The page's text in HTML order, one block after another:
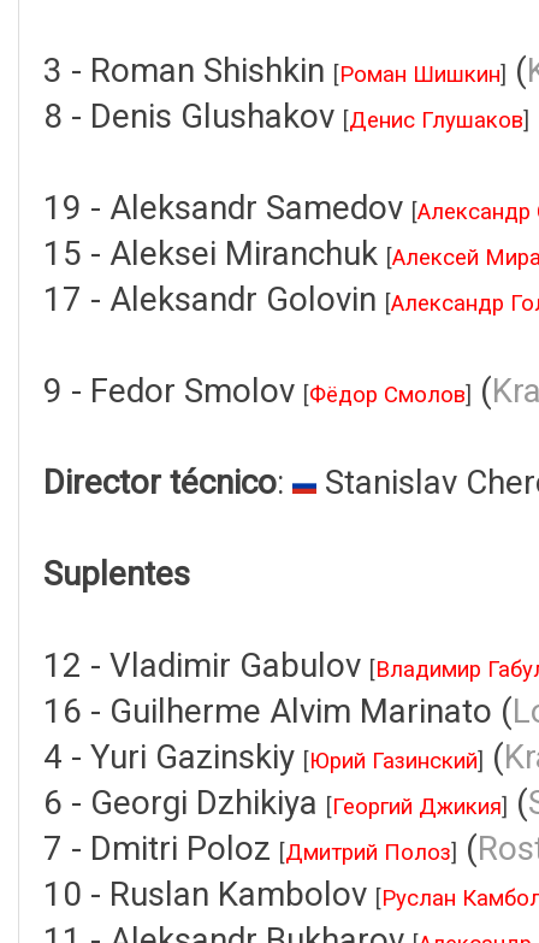
3 - Roman Shishkin [Роман Шишкин] (
8 - Denis Glushakov [Денис Глушаков]
19 - Aleksandr Samedov [
15 - Aleksei Miranchuk [Алексей
17 - Aleksandr Golovin [Александр
9 - Fedor Smolov [Фёдор Смолов] (
Director técnico: Stanislav
Suplentes
12 - Vladimir Gabulov [Владимир
16 - Guilherme Alvim Marinato (
4 - Yuri Gazinskiy [Юрий Газинский] (
6 - Georgi Dzhikiya [Георгий Джикия] (
7 - Dmitri Poloz [Дмитрий Полоз] (
10 - Ruslan Kambolov [Руслан